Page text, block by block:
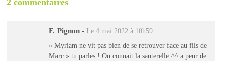
2 commentaires
F. Pignon - Le 4 mai 2022 à 10h59
« Myriam ne vit pas bien de se retrouver face au fils de
Marc » tu parles ! On connait la sauterelle ^^ a peur de